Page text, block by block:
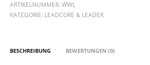
ARTIKELNUMMER: WWL
KATEGORIE: LEADCORE & LEADER
BESCHREIBUNG BEWERTUNGEN (0)